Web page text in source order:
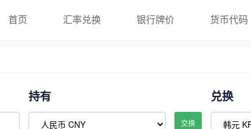
首页 汇率兑换 银行牌价 货币代码
持有
交换
兑换